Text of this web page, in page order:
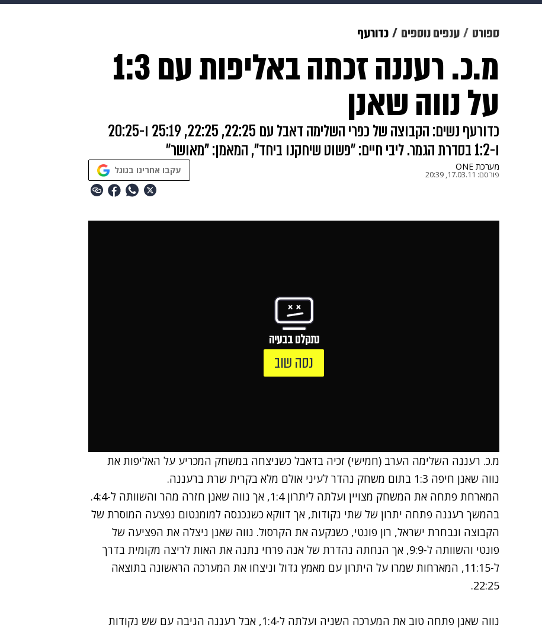
צבא וביטחון makoZ
ויוה משפט תשעה חודשים מתכונים פרויקטים מיוחדים
ספורט ענפים נוספים כדורעף
מ.כ. רעננה זכתה באליפות עם 1:3
על נווה שאנן
כדורעף נשים: הקבוצה של כפרי השלימה דאבל עם 22:25, 22:25, 25:19 ו-20:25
ו-1:2 בסדרת הגמר. ליבי חיים: "פשוט שיחקנו ביחד", המאמן: "מאושר"
מערכת ONE
פורסם: 17.03.11, 20:39 עקבו אחרינו בגוגל
נתקלנו בבעיה
נסה שוב
מ.כ. רעננה השלימה הערב (חמישי) זכיה בדאבל כשניצחה במשחק המכריע על האליפות את
נווה שאנן חיפה 1:3 בתום משחק נהדר לעיני אולם מלא בקרית שרת ברעננה.
המארחת פתחה את המשחק מצויין ועלתה ליתרון 1:4, אך נווה שאנן חזרה מהר והשוותה ל-4:4.
בהמשך רעננה פתחה יתרון של שתי נקודות, אך דווקא כשנכנסה למומנטום נפצעה המוסרת של
הקבוצה ונבחרת ישראל, רון פונטי, כשנקעה את הקרסול. נווה שאנן ניצלה את הפציעה של
פונטי והשוותה ל-9:9, אך הנחתה נהדרת של אנה פרחי נתנה את האות לריצה מקומית בדרך
ל-11:15, המארחות שמרו על היתרון עם מאמץ גדול וניצחו את המערכה הראשונה בתוצאה
22:25.
נווה שאנן פתחה טוב את המערכה השניה ועלתה ל-1:4, אבל רעננה הגיבה עם שש נקודות